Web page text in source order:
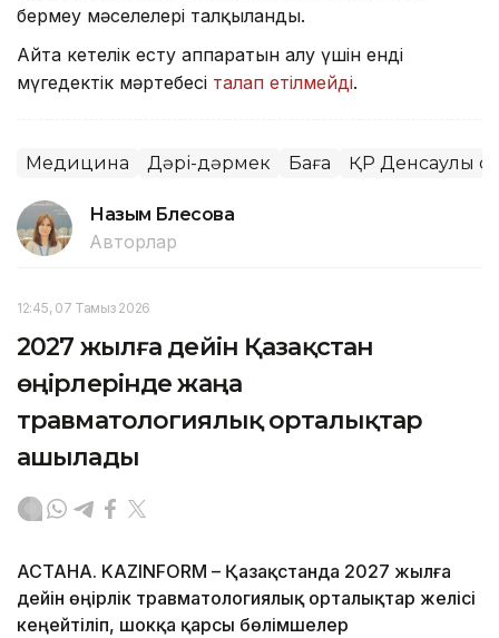
бермеу мәселелері талқыланды.
Айта кетелік есту аппаратын алу үшін енді
мүгедектік мәртебесі талап етілмейді.
Медицина Дәрі-дәрмек Баға ҚР Денсаулық
Назым Бөлесова
Авторлар
12:45, 07 Тамыз 2026
2027 жылға дейін Қазақстан
өңірлерінде жаңа
травматологиялық орталықтар
ашылады
АСТАНА. KAZINFORM – Қазақстанда 2027 жылға
дейін өңірлік травматологиялық орталықтар желісі
кеңейтіліп, шокқа қарсы бөлімшелер